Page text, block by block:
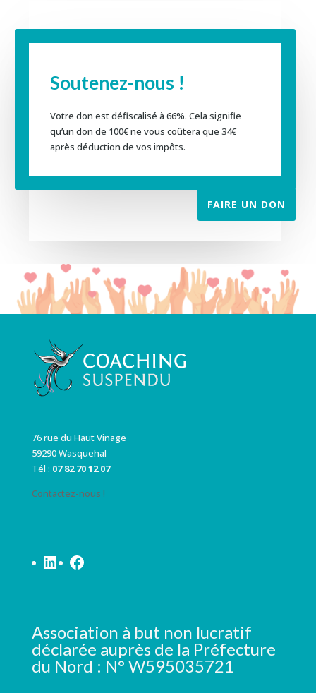
Soutenez-nous !
Votre don est défiscalisé à 66%. Cela signifie
qu’un don de 100€ ne vous coûtera que 34€
après déduction de vos impôts.
FAIRE UN DON
76 rue du Haut Vinage
59290 Wasquehal
Tél : 07 82 70 12 07
Contactez-nous !
LinkedInFacebook
Association à but non lucratif
déclarée auprès de la Préfecture
du Nord : N° W595035721